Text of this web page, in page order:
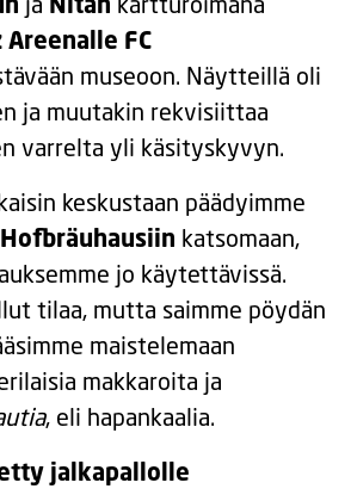
FC
museoon. Näytteillä oli
ja muutakin rekvisiittaa
varrelta yli käsityskyvyn.
keskustaan päädyimme
Hofbräuhausiin katsomaan,
jo käytettävissä.
tilaa, mutta saimme pöydän
maistelemaan
makkaroita ja
, eli hapankaalia.
jalkapallolle